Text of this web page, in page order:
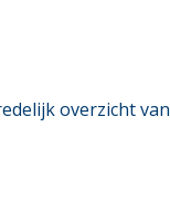
overzicht